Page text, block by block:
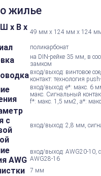
жилье
х В х 49 мм x 124 мм x 124
поликарбонат
на DIN-рейке 35 мм, в
замком
вход/выход: винтовое
контакт: технология
вход/выход: e*: макс. 6
макс. Сигнальный
f*: макс. 1,5 мм2, a*:
с
вход/выход: 2,8 мм,
AWG
вход/выход: AWG20-10,
AWG28-16
7 мм